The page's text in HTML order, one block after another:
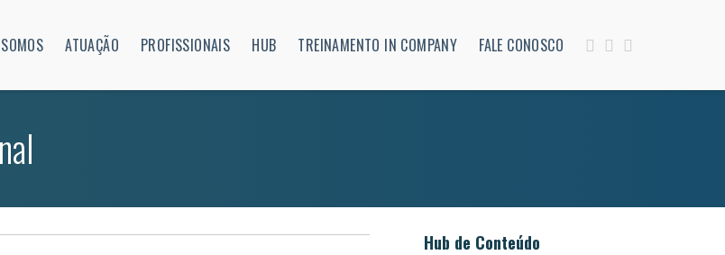
ATUAÇÃO PROFISSIONAIS HUB TREINAMENTO IN COMPANY FALE CONOSCO
Hub de Conteúdo